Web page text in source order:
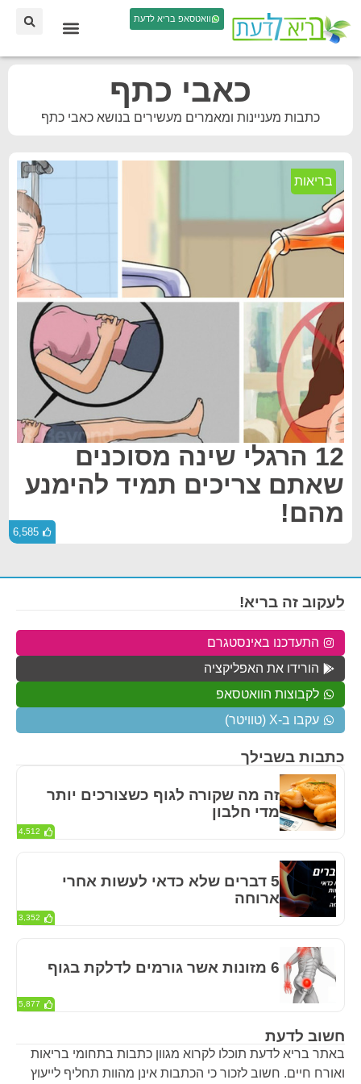
וואטסאפ בריא לדעת
כאבי כתף
כתבות מעניינות ומאמרים מעשירים בנושא כאבי כתף
בריאות
12 הרגלי שינה מסוכנים
שאתם צריכים תמיד להימנע
מהם!
6,585
חשוב לדעת
באתר בריא לדעת תוכלו לקרוא מגוון כתבות בתחומי בריאות
ואורח חיים. חשוב לזכור כי הכתבות אינן מהוות תחליף לייעוץ
כתבות בשבילך
זה מה שקורה לגוף כשצורכים יותר
מדי חלבון
4,512
5 דברים שלא כדאי לעשות אחרי
ארוחה
3,352
6 מזונות אשר גורמים לדלקת בגוף
5,877
לעקוב זה בריא!
התעדכנו באינסטגרם
הורידו את האפליקציה
לקבוצות הוואטסאפ
עקבו ב-X (טוויטר)